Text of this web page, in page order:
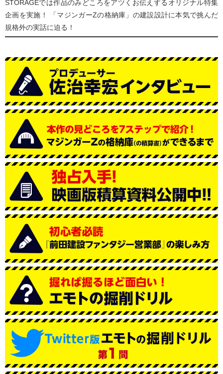
STORAGEでは作品のみどころをアツくお伝えするオリジナル特集
企画を実施！ 「マジンガーZの格納庫」の建設設計に本気で挑んだ
規格外の実話に迫る！